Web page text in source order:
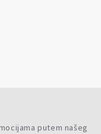
putem našeg